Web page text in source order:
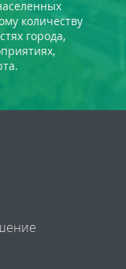
количеству
города,